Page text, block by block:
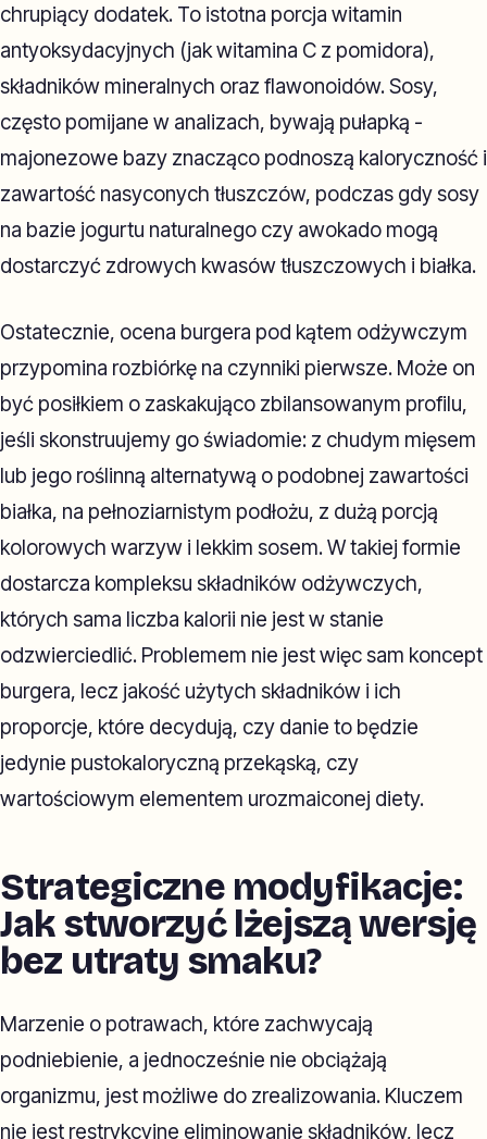
chrupiący dodatek. To istotna porcja witamin
antyoksydacyjnych (jak witamina C z pomidora),
składników mineralnych oraz flawonoidów. Sosy,
często pomijane w analizach, bywają pułapką -
majonezowe bazy znacząco podnoszą kaloryczność i
zawartość nasyconych tłuszczów, podczas gdy sosy
na bazie jogurtu naturalnego czy awokado mogą
dostarczyć zdrowych kwasów tłuszczowych i białka.
Ostatecznie, ocena burgera pod kątem odżywczym
przypomina rozbiórkę na czynniki pierwsze. Może on
być posiłkiem o zaskakująco zbilansowanym profilu,
jeśli skonstruujemy go świadomie: z chudym mięsem
lub jego roślinną alternatywą o podobnej zawartości
białka, na pełnoziarnistym podłożu, z dużą porcją
kolorowych warzyw i lekkim sosem. W takiej formie
dostarcza kompleksu składników odżywczych,
których sama liczba kalorii nie jest w stanie
odzwierciedlić. Problemem nie jest więc sam koncept
burgera, lecz jakość użytych składników i ich
proporcje, które decydują, czy danie to będzie
jedynie pustokaloryczną przekąską, czy
wartościowym elementem urozmaiconej diety.
Strategiczne modyfikacje:
Jak stworzyć lżejszą wersję
bez utraty smaku?
Marzenie o potrawach, które zachwycają
podniebienie, a jednocześnie nie obciążają
organizmu, jest możliwe do zrealizowania. Kluczem
nie jest restrykcyjne eliminowanie składników, lecz